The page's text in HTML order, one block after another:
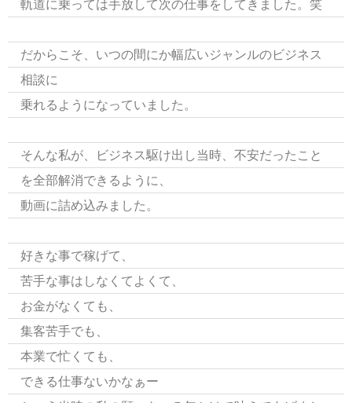
軌道に乗っては手放して次の仕事をしてきました。笑
だからこそ、いつの間にか幅広いジャンルのビジネス
相談に
乗れるようになっていました。
そんな私が、ビジネス駆け出し当時、不安だったこと
を全部解消できるように、
動画に詰め込みました。
好きな事で稼げて、
苦手な事はしなくてよくて、
お金がなくても、
集客苦手でも、
本業で忙くても、
できる仕事ないかなぁー